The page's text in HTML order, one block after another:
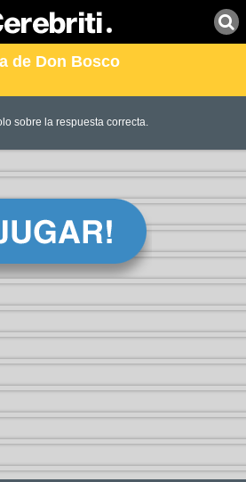
de Don Bosco
sobre la respuesta correcta.